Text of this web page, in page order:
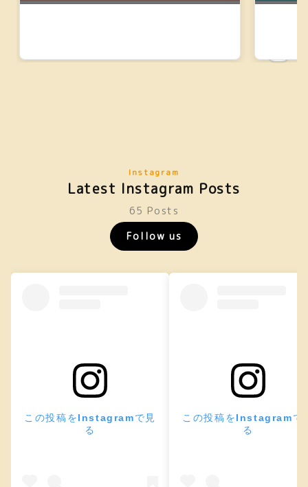
Instagram
Latest Instagram Posts
65 Posts
Follow us
この投稿をInstagramで見
る
この投稿をInstagramで
る